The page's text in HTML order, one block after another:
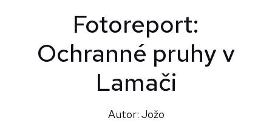
Fotoreport:
Ochranné pruhy v
Lamači
Autor: Jožo